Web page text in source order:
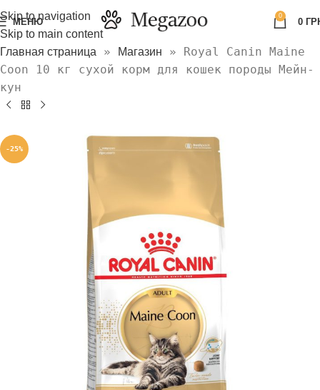
Skip to navigation
Skip to main content
МЕНЮ
0
0
Главная страница » Магазин » Royal Canin Maine
Coon 10 кг сухой корм для кошек породы Мейн-
кун
-25%